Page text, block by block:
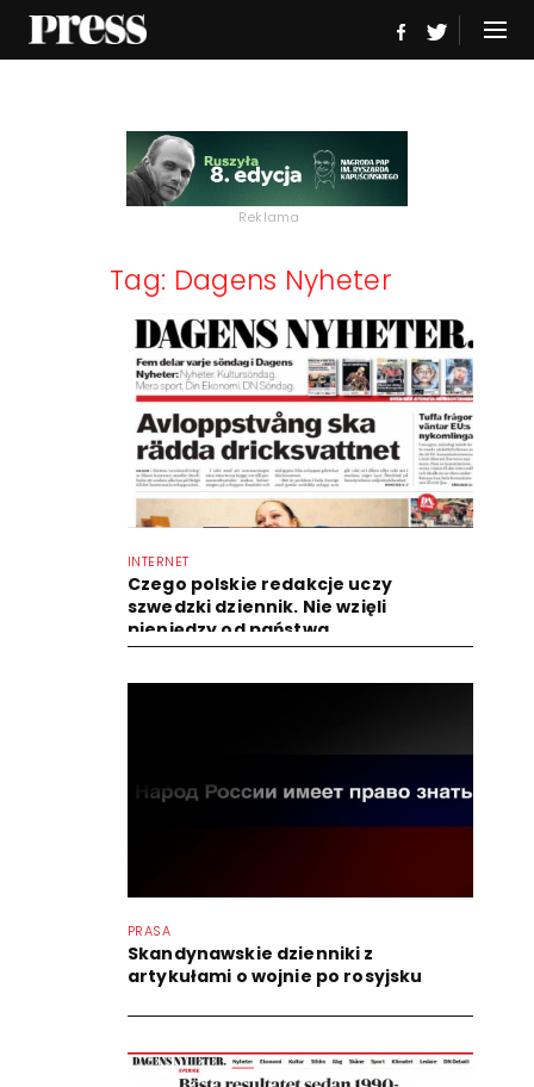
Reklama
Tag: Dagens Nyheter
INTERNET
Czego polskie redakcje uczy
szwedzki dziennik. Nie wzięli
pieniędzy od państwa
PRASA
Skandynawskie dzienniki z
artykułami o wojnie po rosyjsku